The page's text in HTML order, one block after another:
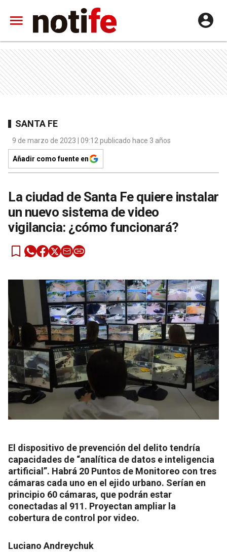
SANTA FE
9 de marzo de 2023 | 09:12 publicado hace 3 años
Añadir como fuente en
La ciudad de Santa Fe quiere instalar
un nuevo sistema de video
vigilancia: ¿cómo funcionará?
El dispositivo de prevención del delito tendría
capacidades de “analítica de datos e inteligencia
artificial”. Habrá 20 Puntos de Monitoreo con tres
cámaras cada uno en el ejido urbano. Serían en
principio 60 cámaras, que podrán estar
conectadas al 911. Proyectan ampliar la
cobertura de control por video.
Luciano Andreychuk